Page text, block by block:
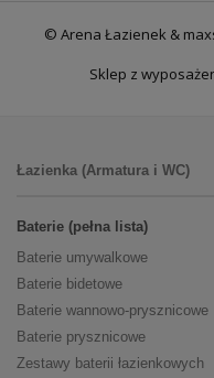
© Arena Łazienek &
Sklep z
Łazienka (Armatura i WC)
Baterie (pełna lista)
Baterie umywalkowe
Baterie bidetowe
Baterie wannowo-prysznicowe
Baterie prysznicowe
Zestawy baterii łazienkowych